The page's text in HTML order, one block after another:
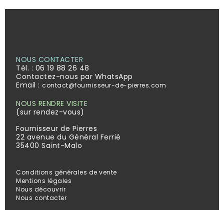
NOUS CONTACTER
Tél. : 06 19 88 26 48
Contactez-nous par WhatsApp
Email : contact@fournisseur-de-pierres.com
NOUS RENDRE VISITE
(sur rendez-vous)
Fournisseur de Pierres
22 avenue du Général Ferrié
35400 Saint-Malo
Conditions générales de vente
Mentions légales
Nous découvrir
Nous contacter